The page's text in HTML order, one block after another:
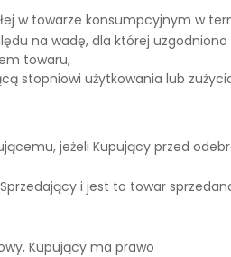
w towarze konsumpcyjnym w
na wadę, dla której
towaru,
stopniowi użytkowania lub
jeżeli Kupujący przed
i jest to towar
Kupujący ma prawo